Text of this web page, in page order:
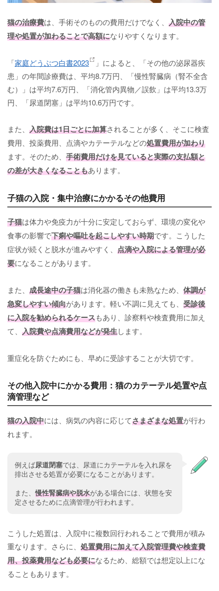
猫の治療費は、手術そのものの費用だけでなく、 入院中の管
理や処置が加わることで高額になりやすくなります。
「家庭どうぶつ白書2023
」によると、「その他の泌尿器疾
患」の年間診療費は、平均8.7万円、「慢性腎臓病（腎不全含
む）」は平均7.6万円、「消化管内異物／誤飲」は平均13.3万
円、「尿道閉塞」は平均10.6万円です。
また、 入院費は1日ごとに加算されることが多く、そこに検査
費用、投薬費用、点滴やカテーテルなどの処置費用が加わり
ます。そのため、 手術費用だけを見ていると実際の支払額と
の差が大きくなることもあります。
子猫の入院・集中治療にかかるその他費用
子猫は体力や免疫力が十分に安定しておらず、環境の変化や
食事の影響で下痢や嘔吐を起こしやすい時期です。こうした
症状が続くと脱水が進みやすく、 点滴や入院による管理が必
要になることがあります。
また、 成長途中の子猫は消化器の働きも未熟なため、 体調が
急変しやすい傾向があります。軽い不調に見えても、 受診後
に入院を勧められるケースもあり、診察料や検査費用に加え
て、 入院費や点滴費用などが発生します。
重症化を防ぐためにも、早めに受診することが大切です。
その他入院中にかかる費用：猫のカテーテル処置や点
滴管理など
猫の入院中には、病気の内容に応じてさまざまな処置が行わ
れます。
例えば尿道閉塞では、尿道にカテーテルを入れ尿を
排出させる処置が必要になることがあります。
また、慢性腎臓病や脱水がある場合には、状態を安
定させるために点滴管理が行われます。
こうした処置は、入院中に複数回行われることで費用が積み
重なります。さらに、 処置費用に加えて入院管理費や検査費
用、投薬費用なども必要になるため、総額では想定以上にな
ることもあります。